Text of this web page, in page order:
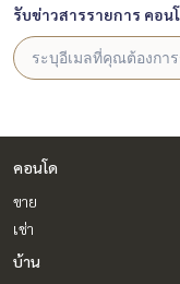
รับข่าวสารรายการ คอน
คอนโด
ขาย
เช่า
บ้าน